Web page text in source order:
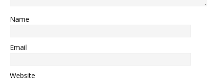
Name
Email
Website